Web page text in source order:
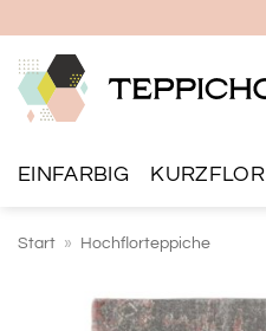
springen
EINFARBIG KURZFLOR
Start » Hochflorteppiche